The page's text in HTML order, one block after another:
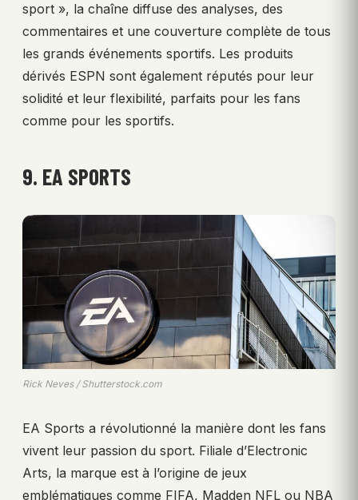
sport », la chaîne diffuse des analyses, des
commentaires et une couverture complète de tous
les grands événements sportifs. Les produits
dérivés ESPN sont également réputés pour leur
solidité et leur flexibilité, parfaits pour les fans
comme pour les sportifs.
9. EA SPORTS
Rick Neves / Shutterstock.com
EA Sports a révolutionné la manière dont les fans
vivent leur passion du sport. Filiale d’Electronic
Arts, la marque est à l’origine de jeux
emblématiques comme FIFA, Madden NFL ou NBA